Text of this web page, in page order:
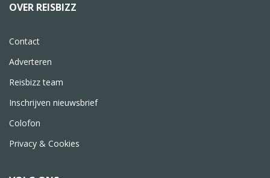
OVER REISBIZZ
Contact
Adverteren
Reisbizz team
Inschrijven nieuwsbrief
Colofon
Privacy & Cookies